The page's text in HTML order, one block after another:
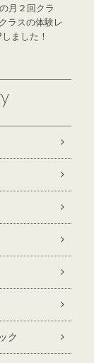
月２回クラ
ラスの体験レ
ました！
ク